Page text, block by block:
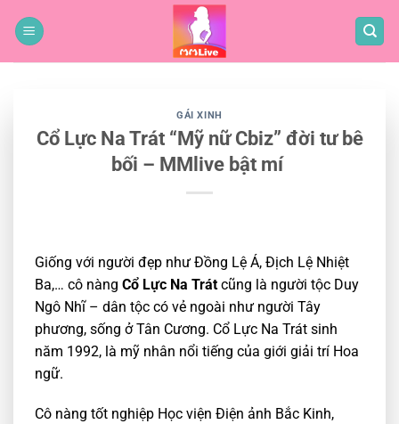
qua
GÁI XINH
Cổ Lực Na Trát “Mỹ nữ Cbiz” đời tư bê
bối – MMlive bật mí
Giống với người đẹp như Đồng Lệ Á, Địch Lệ Nhiệt
Ba,… cô nàng Cổ Lực Na Trát cũng là người tộc Duy
Ngô Nhĩ – dân tộc có vẻ ngoài như người Tây
phương, sống ở Tân Cương. Cổ Lực Na Trát sinh
năm 1992, là mỹ nhân nổi tiếng của giới giải trí Hoa
ngữ.
Cô nàng tốt nghiệp Học viện Điện ảnh Bắc Kinh,